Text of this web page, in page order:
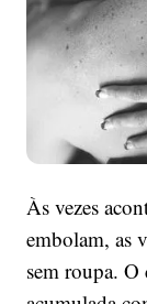
Às vezes
embolam, as
sem roupa. O